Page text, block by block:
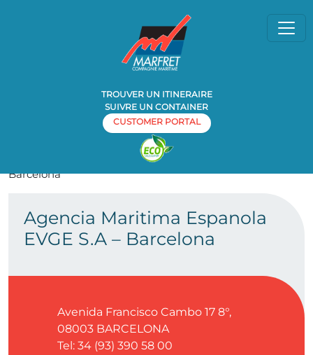
TROUVER UN ITINERAIRE
SUIVRE UN CONTAINER
CUSTOMER PORTAL
Agencia Maritima Espanola EVGE S.A –
Barcelona
Avenida Francisco Cambo 17 8°,
08003 BARCELONA
Tel: 34 (93) 390 58 00
Agencia Maritima Espanola
EVGE S.A – Barcelona